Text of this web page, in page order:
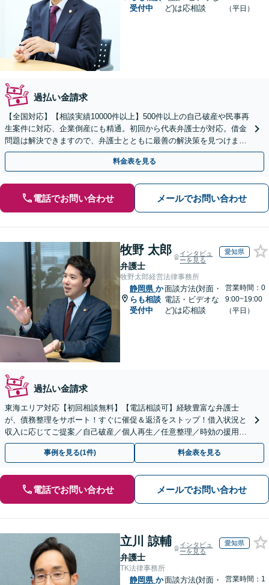
受付中
ど)は応相談
（平日）
過払い金請求
【全国対応】【相談実績10000件以上】500件以上の自己破産や民事再
生案件に対応、企業倒産にも精通。初回から代表弁護士が対応。借金
問題は解決できますので、弁護士とともに最善の解決策を見つけまし
ょう【初回相談無料】【法テラス利用可】
料金表を見る
電話でお問い合わせ メールでお問い合わせ
牧野 太郎
弁護士
インタビュ
ーを見る
愛知県
牧野太郎経営法律事務所
静岡県 か
らも相談
受付中
面談方法(対面・
電話・ビデオな
ど)は応相談
営業時間：0
9:00~19:00
（平日）
過払い金請求
東海エリア対応【初回相談無料】【電話相談可】経験豊富な弁護士
が、債務整理をサポート！すぐに催促＆返済をストップ！借入状況と
収入に応じてご提案／自己破産／個人再生／任意整理／時効の援用に
関するご相談も可能【完全個室】【メール予約可】
事例を見る(1件) 料金表を見る
電話でお問い合わせ メールでお問い合わせ
立川 諒輔
弁護士
インタビュ
ーを見る
愛知県
TK法律事務所
静岡県 か面談方法(対面・
営業時間：1